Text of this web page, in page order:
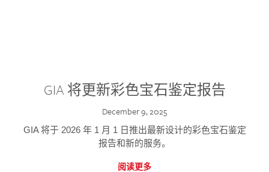
GIA 将更新彩色宝石鉴定报告
December 9, 2025
GIA 将于 2026 年 1 月 1 日推出最新设计的彩色宝石鉴定
报告和新的服务。
阅读更多